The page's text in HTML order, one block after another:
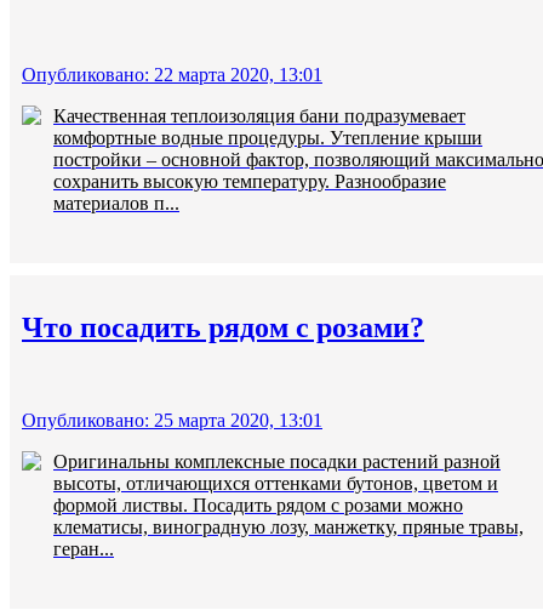
Опубликовано: 22 марта 2020, 13:01
Качественная теплоизоляция бани подразумевает
комфортные водные процедуры. Утепление крыши
постройки – основной фактор, позволяющий максимально
сохранить высокую температуру. Разнообразие
материалов п...
Что посадить рядом с розами?
Опубликовано: 25 марта 2020, 13:01
Оригинальны комплексные посадки растений разной
высоты, отличающихся оттенками бутонов, цветом и
формой листвы. Посадить рядом с розами можно
клематисы, виноградную лозу, манжетку, пряные травы,
геран...